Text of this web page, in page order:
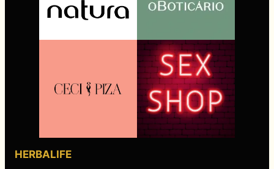
HERBALIFE